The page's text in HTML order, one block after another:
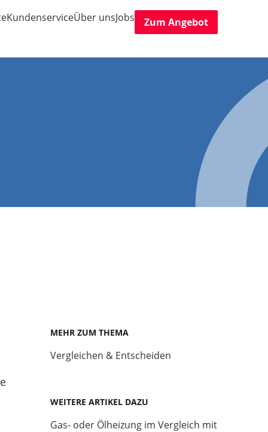
KundenserviceÜber unsJobs
Zum Angebot
MEHR ZUM THEMA
Vergleichen & Entscheiden
WEITERE ARTIKEL DAZU
Gas- oder Ölheizung im Vergleich mit